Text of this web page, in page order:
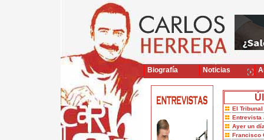
El
Entrevista
Ayer un
Francisco
Biografía Noticias